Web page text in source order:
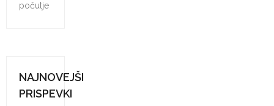
počutje
NAJNOVEJŠI
PRISPEVKI